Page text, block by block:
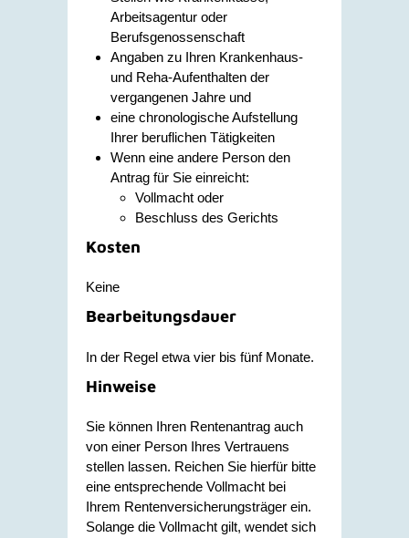
Arbeitsagentur oder
Berufsgenossenschaft
Angaben zu Ihren Krankenhaus-
und Reha-Aufenthalten der
vergangenen Jahre und
eine chronologische Aufstellung
Ihrer beruflichen Tätigkeiten
Wenn eine andere Person den
Antrag für Sie einreicht:
Vollmacht oder
Beschluss des Gerichts
Kosten
Keine
Bearbeitungsdauer
In der Regel etwa vier bis fünf Monate.
Hinweise
Sie können Ihren Rentenantrag auch
von einer Person Ihres Vertrauens
stellen lassen. Reichen Sie hierfür bitte
eine entsprechende Vollmacht bei
Ihrem Rentenversicherungsträger ein.
Solange die Vollmacht gilt, wendet sich